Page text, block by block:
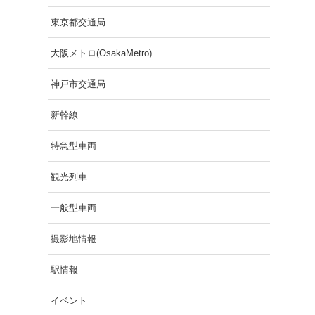
東京都交通局
大阪メトロ(OsakaMetro)
神戸市交通局
新幹線
特急型車両
観光列車
一般型車両
撮影地情報
駅情報
イベント